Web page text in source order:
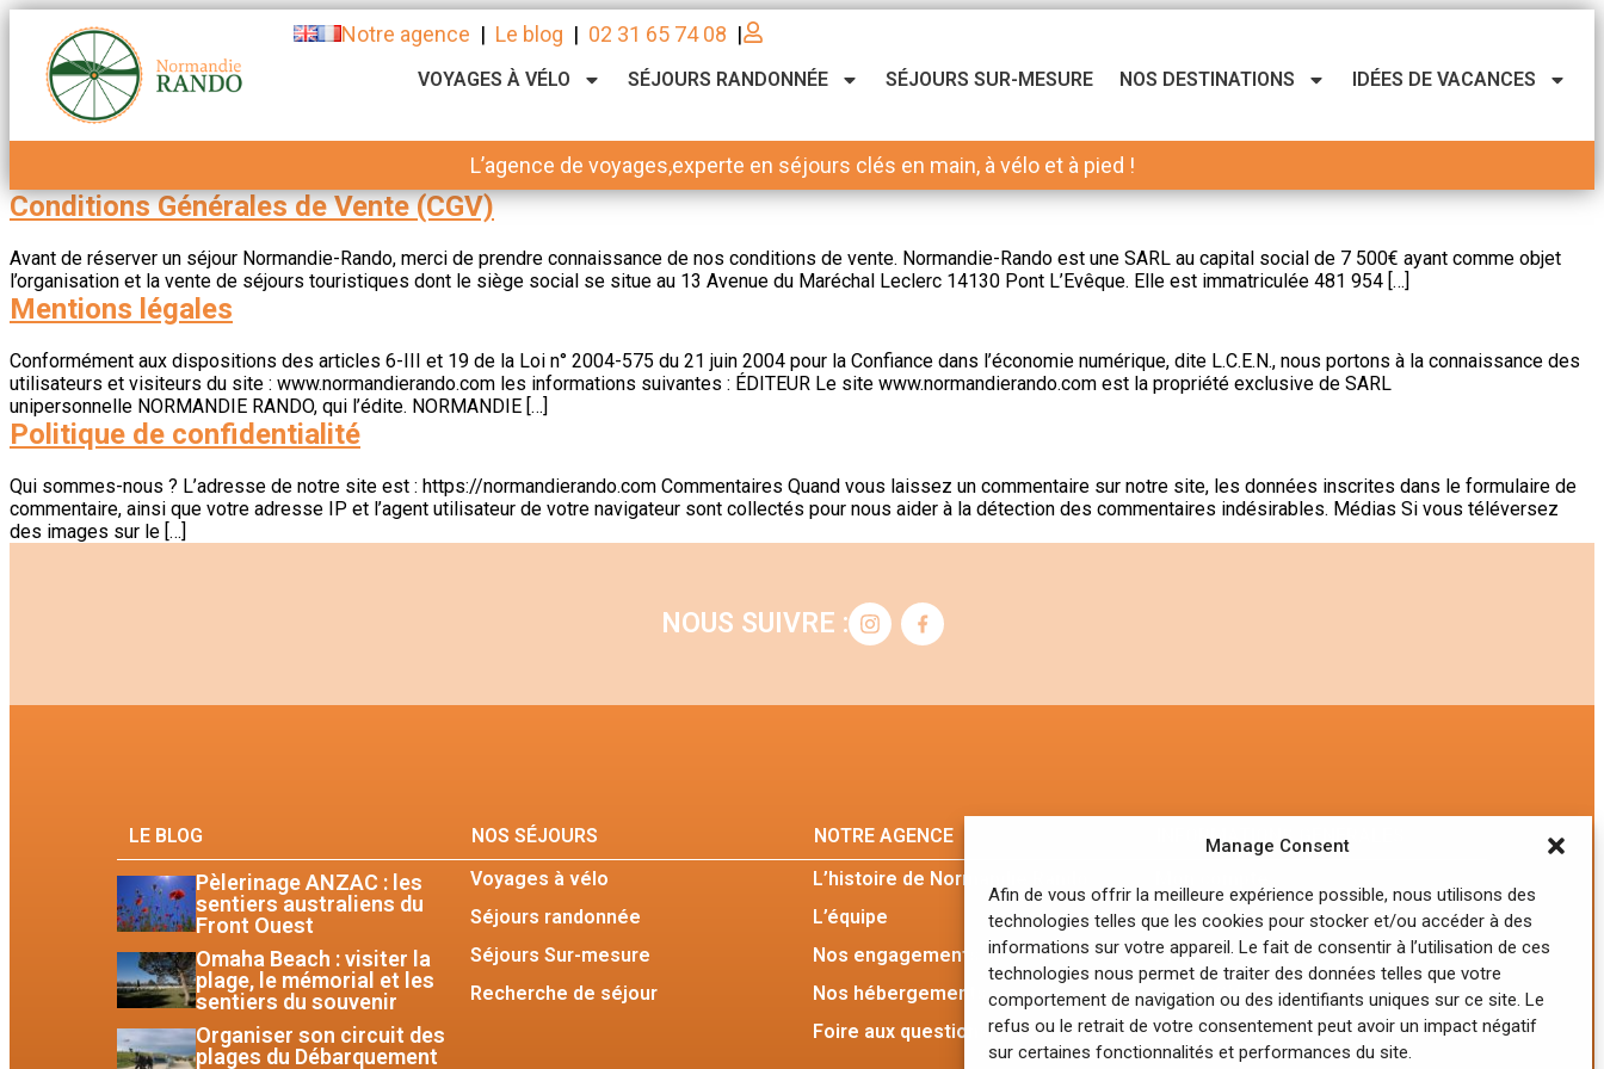
Manage Consent
Afin de vous offrir la meilleure expérience possible, nous utilisons des
technologies telles que les cookies pour stocker et/ou accéder à des
informations sur votre appareil. Le fait de consentir à l’utilisation de ces
technologies nous permet de traiter des données telles que votre
comportement de navigation ou des identifiants uniques sur ce site. Le
refus ou le retrait de votre consentement peut avoir un impact négatif
sur certaines fonctionnalités et performances du site.
Notre agence | Le blog | 02 31 65 74 08 |
VOYAGES À VÉLO SÉJOURS RANDONNÉE SÉJOURS SUR-MESURE NOS DESTINATIONS IDÉES DE VACANCES
L’agence de voyages,experte en séjours clés en main, à vélo et à pied !
Conditions Générales de Vente (CGV)
Avant de réserver un séjour Normandie-Rando, merci de prendre connaissance de nos conditions de vente. Normandie-Rando est une SARL au capital social de 7 500€ ayant comme objet
l’organisation et la vente de séjours touristiques dont le siège social se situe au 13 Avenue du Maréchal Leclerc 14130 Pont L’Evêque. Elle est immatriculée 481 954 […]
Mentions légales
Conformément aux dispositions des articles 6-III et 19 de la Loi n° 2004-575 du 21 juin 2004 pour la Confiance dans l’économie numérique, dite L.C.E.N., nous portons à la connaissance des
utilisateurs et visiteurs du site : www.normandierando.com les informations suivantes : ÉDITEUR Le site www.normandierando.com est la propriété exclusive de SARL
unipersonnelle NORMANDIE RANDO, qui l’édite. NORMANDIE […]
Politique de confidentialité
Qui sommes-nous ? L’adresse de notre site est : https://normandierando.com Commentaires Quand vous laissez un commentaire sur notre site, les données inscrites dans le formulaire de
commentaire, ainsi que votre adresse IP et l’agent utilisateur de votre navigateur sont collectés pour nous aider à la détection des commentaires indésirables. Médias Si vous téléversez
des images sur le […]
NOUS SUIVRE :
LE BLOG
Pèlerinage ANZAC : les
sentiers australiens du
Front Ouest
Omaha Beach : visiter la
plage, le mémorial et les
sentiers du souvenir
Organiser son circuit des
plages du Débarquement
NOS SÉJOURS
Voyages à vélo
Séjours randonnée
Séjours Sur-mesure
Recherche de séjour
NOTRE AGENCE
L’histoire de Normandie Rando
L’équipe
Nos engagements
Nos hébergements
Foire aux questions
INFORMATIONS GÉNÉRALES
Nous contacter
Mentions légales
CGU-CGV
RGPD